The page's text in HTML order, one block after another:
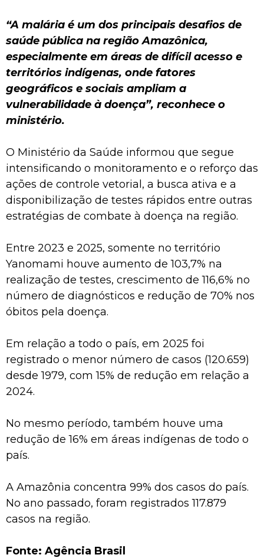
“A malária é um dos principais desafios de
saúde pública na região Amazônica,
especialmente em áreas de difícil acesso e
territórios indígenas, onde fatores
geográficos e sociais ampliam a
vulnerabilidade à doença”, reconhece o
ministério.
O Ministério da Saúde informou que segue
intensificando o monitoramento e o reforço das
ações de controle vetorial, a busca ativa e a
disponibilização de testes rápidos entre outras
estratégias de combate à doença na região.
Entre 2023 e 2025, somente no território
Yanomami houve aumento de 103,7% na
realização de testes, crescimento de 116,6% no
número de diagnósticos e redução de 70% nos
óbitos pela doença.
Em relação a todo o país, em 2025 foi
registrado o menor número de casos (120.659)
desde 1979, com 15% de redução em relação a
2024.
No mesmo período, também houve uma
redução de 16% em áreas indígenas de todo o
país.
A Amazônia concentra 99% dos casos do país.
No ano passado, foram registrados 117.879
casos na região.
Fonte: Agência Brasil